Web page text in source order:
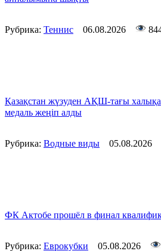
Рубрика: Теннис 06.08.2026
Қазақстан жүзуден АҚШ-тағы
медаль жеңіп алды
Рубрика: Водные виды 05.08.2026
ФК Актобе прошёл в финал
Рубрика: Еврокубки 05.08.2026